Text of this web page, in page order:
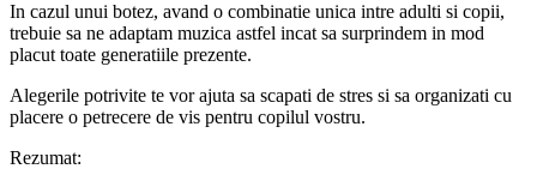
In cazul unui botez, avand o combinatie unica intre adulti si copii,
trebuie sa ne adaptam muzica astfel incat sa surprindem in mod
placut toate generatiile prezente.
Alegerile potrivite te vor ajuta sa scapati de stres si sa organizati cu
placere o petrecere de vis pentru copilul vostru.
Rezumat: